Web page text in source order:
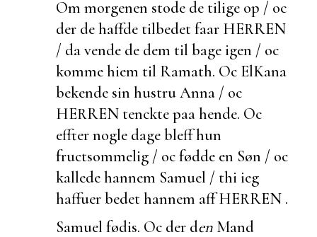
Om morgenen stode de tilige op / oc
der de haffde tilbedet faar HERREN
/ da vende de dem til bage igen / oc
komme hiem til Ramath. Oc ElKana
bekende sin hustru Anna / oc
HERREN tenckte paa hende. Oc
effter nogle dage bleff hun
fructsommelig / oc fødde en Søn / oc
kallede hannem Samuel / thi ieg
haffuer bedet hannem aff HERREN .
Samuel fødis. Oc der den Mand